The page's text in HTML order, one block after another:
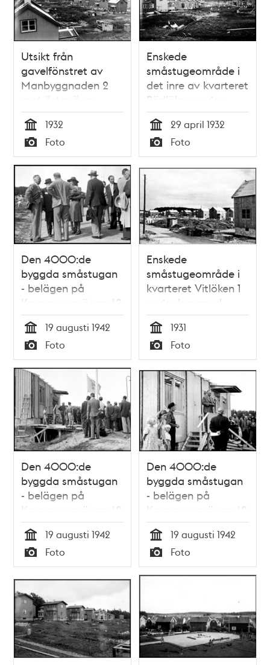
Utsikt från
gavelfönstret av
Manbyggnaden 2
mot öster över
Enskede
småstugeområde
som är under
byggnad
Tid
1932
Typ
Foto
Enskede
småstugeområde i
det inre av kvarteret
Rödlöken under
byggnad, från
gamla dammen
mot söder
Tid
29 april 1932
Typ
Foto
Den 4000:de
byggda småstugan
- belägen på
Korpmossevägen 62
- invigs i Hökmossen
småstugeområde
Tid
19 augusti 1942
Typ
Foto
Enskede
småstugeområde i
kvarteret Vitlöken 1
under byggnad
Tid
1931
Typ
Foto
Den 4000:de
byggda småstugan
- belägen på
Korpmossevägen 62
- invigs i Hökmossen
småstugeområde
Tid
19 augusti 1942
Typ
Foto
Den 4000:de
byggda småstugan
- belägen på
Korpmossevägen 62
- invigs i Hökmossen
småstugeområde
Tid
19 augusti 1942
Typ
Foto